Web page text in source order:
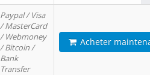
Paypal / Visa
/ MasterCard
/ Webmoney
/ Bitcoin /
Bank
Transfer
Acheter